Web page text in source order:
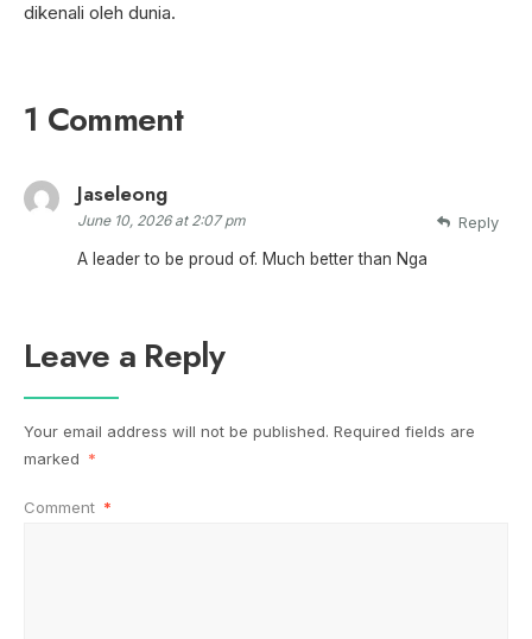
dikenali oleh dunia.
1 Comment
Jaseleong
June 10, 2026 at 2:07 pm
A leader to be proud of. Much better than Nga
Reply
Leave a Reply
Your email address will not be published. Required fields are
marked *
Comment *